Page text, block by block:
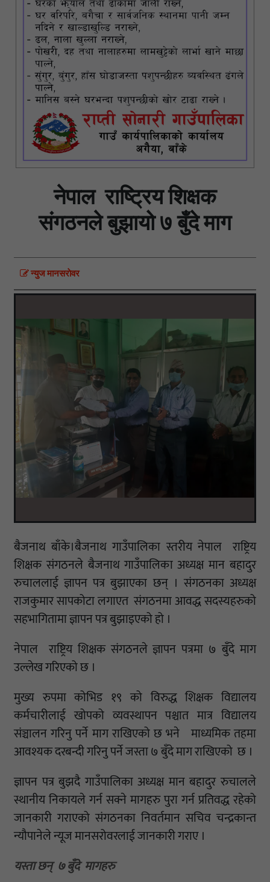
नेपाल राष्ट्रिय शिक्षक
संगठनले बुझायो ७ बुँदे माग
न्युज मानसराेवर
बैजनाथ बाँके।बैजनाथ गाउँपालिका स्तरीय नेपाल राष्ट्रिय
शिक्षक संगठनले बैजनाथ गाउँपालिका अध्यक्ष मान बहादुर
रुचाललाई ज्ञापन पत्र बुझाएका छन् । संगठनका अध्यक्ष
राजकुमार सापकोटा लगाएत संगठनमा आवद्ध सदस्यहरुको
सहभागितामा ज्ञापन पत्र बुझाइएको हो ।
नेपाल राष्ट्रिय शिक्षक संगठनले ज्ञापन पत्रमा ७ बुँदे माग
उल्लेख गरिएको छ ।
मुख्य रुपमा कोभिड १९ को विरुद्ध शिक्षक विद्यालय
कर्मचारीलाई खोपको व्यवस्थापन पश्चात मात्र विद्यालय
संञ्चालन गरिनु पर्ने माग राखिएको छ भने माध्यमिक तहमा
आवश्यक दरबन्दी गरिनु पर्ने जस्ता ७ बुँदे माग राखिएको छ ।
ज्ञापन पत्र बुझदै गाउँपालिका अध्यक्ष मान बहादुर रुचालले
स्थानीय निकायले गर्न सक्ने मागहरु पुरा गर्न प्रतिवद्ध रहेको
जानकारी गराएको संगठनका निवर्तमान सचिव चन्द्रकान्त
न्यौपानेले न्यूज मानसरोवरलाई जानकारी गराए ।
यस्ता छन् ७ बुँदे मागहरु